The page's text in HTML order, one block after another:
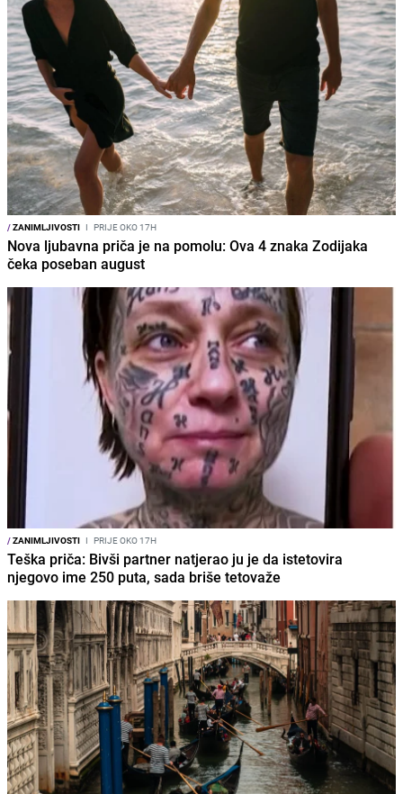
/ZANIMLJIVOSTI I PRIJE OKO 17H
Nova ljubavna priča je na pomolu: Ova 4 znaka Zodijaka
čeka poseban august
/ZANIMLJIVOSTI I PRIJE OKO 17H
Teška priča: Bivši partner natjerao ju je da istetovira
njegovo ime 250 puta, sada briše tetovaže